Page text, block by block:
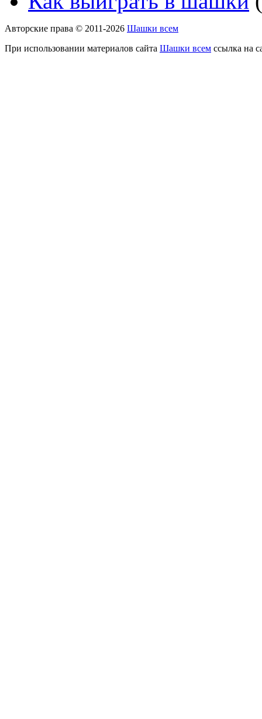
Авторские права © 2011-2026 Шашки всем
При использовании материалов сайта Шашки всем ссылка на